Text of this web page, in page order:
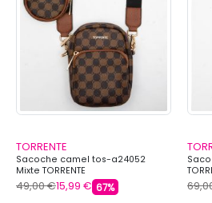
TORRENTE
Sacoche camel tos-a24052
Mixte TORRENTE
49,00 €15,99 € 67%